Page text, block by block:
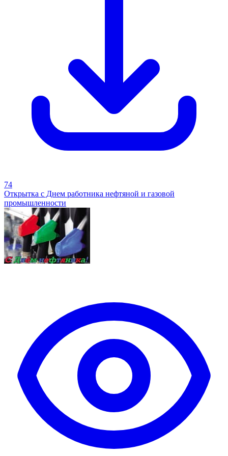
74
Открытка с Днем работника нефтяной и газовой
промышленности